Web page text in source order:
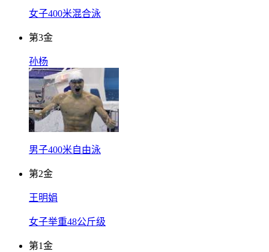
女子400米混合泳
第3金
孙杨
男子400米自由泳
第2金
王明娟
女子举重48公斤级
第1金